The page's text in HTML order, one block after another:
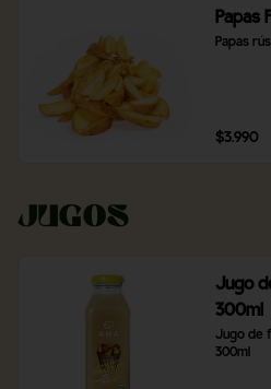
Papas
Papas
$3.990
Jugos
Jugo
300ml
Jugo de
300ml